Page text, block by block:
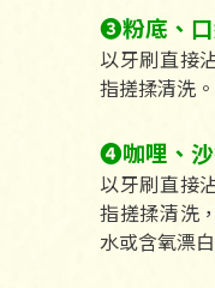
❸粉底、口
以牙刷直接
指搓揉清洗。
❹咖哩、
以牙刷直接
指搓揉清洗
水或含氧漂